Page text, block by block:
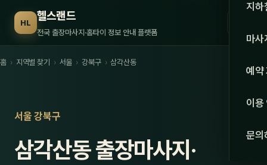
HL 헬스랜드
전국 출장마사지·홈타이 정보 안내 플랫폼 서울
강원·
강원
지하
마사
관리
스
예약
이용
문의
홈 › 지역별 찾기 › 서울 › 강북구 › 삼각산동
서울 강북구
삼각산동 출장마사지·